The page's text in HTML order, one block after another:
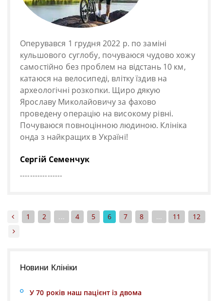
Оперувався 1 грудня 2022 р. по заміні
кульшового суглобу, почуваюся чудово хожу
самостійно без проблем на відстань 10 км,
катаюся на велосипеді, влітку їздив на
археологічні розкопки. Щиро дякую
Ярославу Миколайовичу за фахово
проведену операцію на високому рівні.
Почуваюся повноцінною людиною. Клініка
онда з найкращих в Україні!
Сергій Семенчук
-----------------
1 2 ... 4 5 6 7 8 ... 11 12
Новини Клініки
У 70 років наш пацієнт із двома